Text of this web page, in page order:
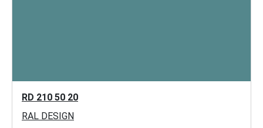
RD 210 50 20
RAL DESIGN